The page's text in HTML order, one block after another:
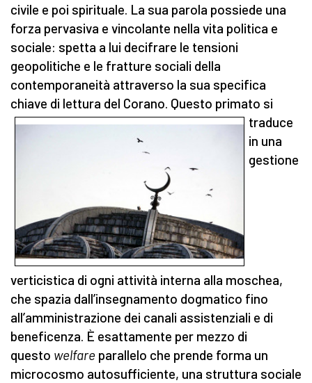
civile e poi spirituale. La sua parola possiede una
forza pervasiva e vincolante nella vita politica e
sociale: spetta a lui decifrare le tensioni
geopolitiche e le fratture sociali della
contemporaneità attraverso la sua specifica
chiave di lettura del Corano. Questo primato si
traduce
in una
gestione
verticistica di ogni attività interna alla moschea,
che spazia dall’insegnamento dogmatico fino
all’amministrazione dei canali assistenziali e di
beneficenza. È esattamente per mezzo di
questo welfare parallelo che prende forma un
microcosmo autosufficiente, una struttura sociale